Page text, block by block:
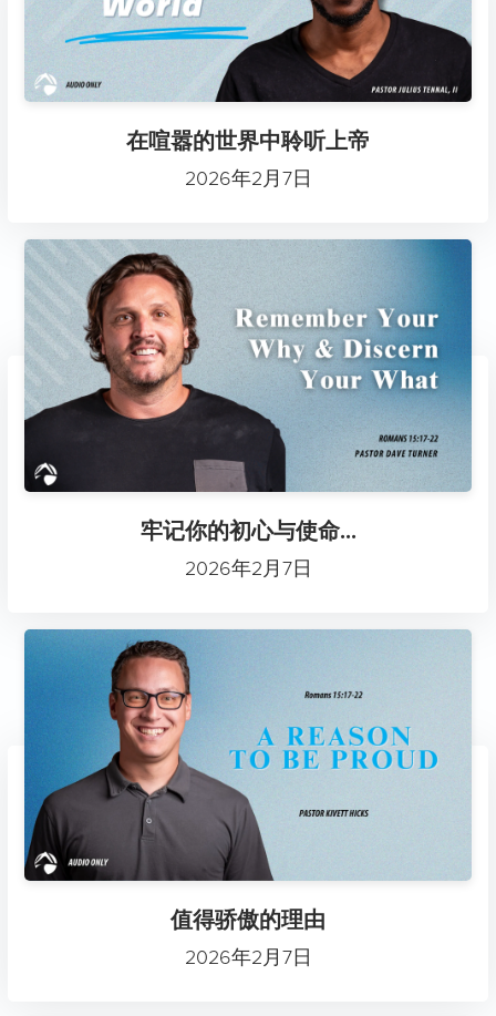
在喧嚣的世界中聆听上帝
2026年2月7日
牢记你的初心与使命...
2026年2月7日
值得骄傲的理由
2026年2月7日